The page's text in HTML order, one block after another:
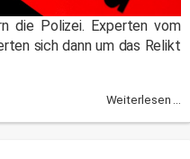
die Polizei. Experten vom
sich dann um das Relikt
Weiterlesen ...